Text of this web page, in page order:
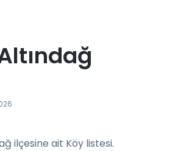
ilçesine ait Köy listesi.